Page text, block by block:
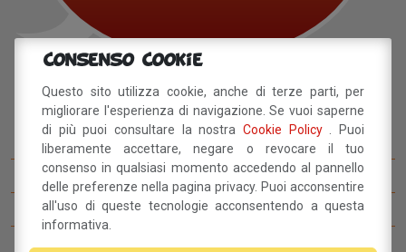
Navigazione
Betty B Festival
I concorsi del BettyB Festival
Come arrivare al BettyB Festival
Consenso Cookie
Questo sito utilizza cookie, anche di terze parti, per
migliorare l'esperienza di navigazione. Se vuoi saperne
di più puoi consultare la nostra Cookie Policy
. Puoi
liberamente accettare, negare o revocare il tuo
consenso in qualsiasi momento accedendo al pannello
delle preferenze nella pagina privacy. Puoi acconsentire
all'uso di queste tecnologie acconsentendo a questa
informativa.